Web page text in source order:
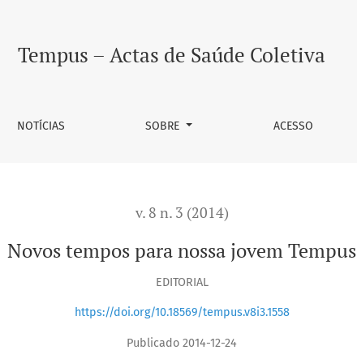
Tempus – Actas de Saúde Coletiva
NOTÍCIAS SOBRE ACESSO
v. 8 n. 3 (2014)
Novos tempos para nossa jovem Tempus
EDITORIAL
https://doi.org/10.18569/tempus.v8i3.1558
Publicado 2014-12-24